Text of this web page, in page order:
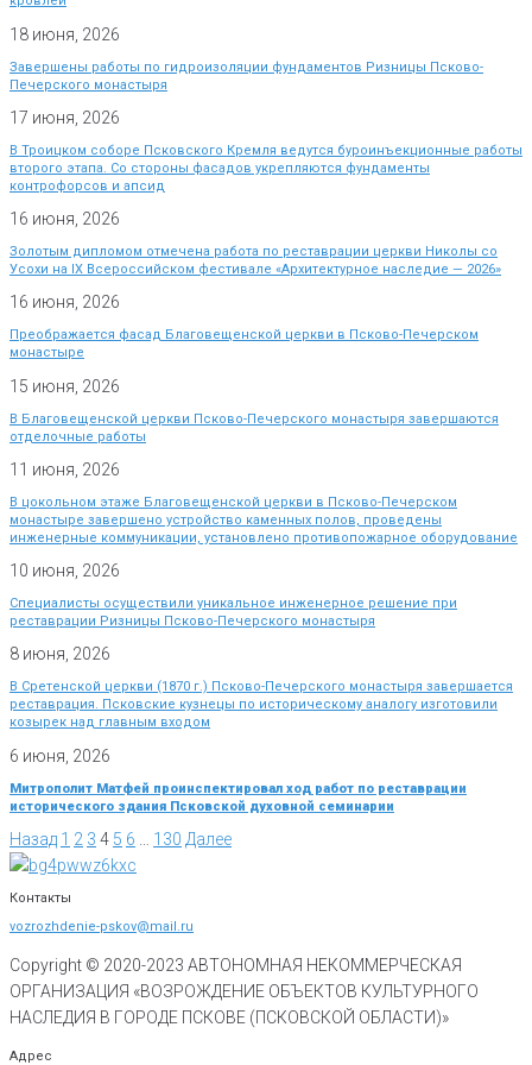
18 июня, 2026
Завершены работы по гидроизоляции фундаментов Ризницы Псково-
Печерского монастыря
17 июня, 2026
В Троицком соборе Псковского Кремля ведутся буроинъекционные работы
второго этапа. Со стороны фасадов укрепляются фундаменты
контрофорсов и апсид
16 июня, 2026
Золотым дипломом отмечена работа по реставрации церкви Николы со
Усохи на IX Всероссийском фестивале «Архитектурное наследие — 2026»
16 июня, 2026
Преображается фасад Благовещенской церкви в Псково-Печерском
монастыре
15 июня, 2026
В Благовещенской церкви Псково-Печерского монастыря завершаются
отделочные работы
11 июня, 2026
В цокольном этаже Благовещенской церкви в Псково-Печерском
монастыре завершено устройство каменных полов, проведены
инженерные коммуникации, установлено противопожарное оборудование
10 июня, 2026
Специалисты осуществили уникальное инженерное решение при
реставрации Ризницы Псково-Печерского монастыря
8 июня, 2026
В Сретенской церкви (1870 г.) Псково-Печерского монастыря завершается
реставрация. Псковские кузнецы по историческому аналогу изготовили
козырек над главным входом
6 июня, 2026
Митрополит Матфей проинспектировал ход работ по реставрации
исторического здания Псковской духовной семинарии
Назад 1 2 3 4 5 6 130 Далее
Контакты
vozrozhdenie-pskov@mail.ru
Copyright © 2020-2023 АВТОНОМНАЯ НЕКОММЕРЧЕСКАЯ
ОРГАНИЗАЦИЯ «ВОЗРОЖДЕНИЕ ОБЪЕКТОВ КУЛЬТУРНОГО
НАСЛЕДИЯ В ГОРОДЕ ПСКОВЕ (ПСКОВСКОЙ ОБЛАСТИ)»
Адрес